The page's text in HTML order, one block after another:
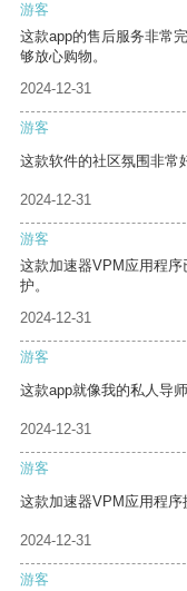
游客
这款app的售后服务非常
够放心购物。
2024-12-31
游客
这款软件的社区氛围非常
2024-12-31
游客
这款加速器VPM应用程
护。
2024-12-31
游客
这款app就像我的私人导
2024-12-31
游客
这款加速器VPM应用程序
2024-12-31
游客